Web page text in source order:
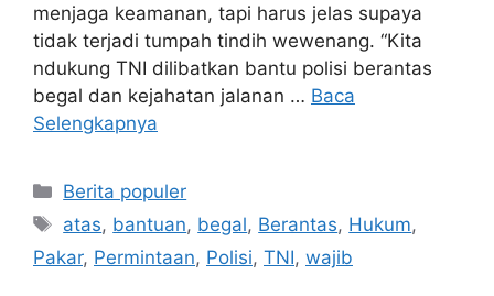
menjaga keamanan, tapi harus jelas supaya
tidak terjadi tumpah tindih wewenang. “Kita
ndukung TNI dilibatkan bantu polisi berantas
begal dan kejahatan jalanan … Baca
Selengkapnya
Kategori
Berita populer
Tag
atas, bantuan, begal, Berantas, Hukum,
Pakar, Permintaan, Polisi, TNI, wajib